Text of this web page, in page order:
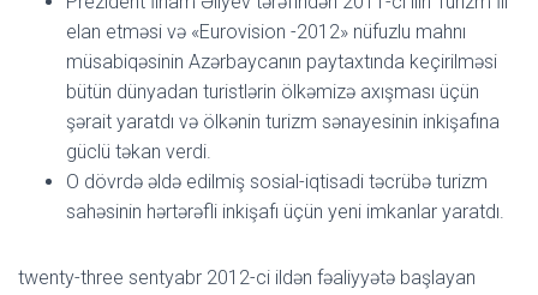
elan etməsi və «Eurovision -2012» nüfuzlu mahnı
müsabiqəsinin Azərbaycanın paytaxtında keçirilməsi
bütün dünyadan turistlərin ölkəmizə axışması üçün
şərait yaratdı və ölkənin turizm sənayesinin inkişafına
güclü təkan verdi.
O dövrdə əldə edilmiş sosial-iqtisadi təcrübə turizm
sahəsinin hərtərəfli inkişafı üçün yeni imkanlar yaratdı.
twenty-three sentyabr 2012-ci ildən fəaliyyətə başlayan